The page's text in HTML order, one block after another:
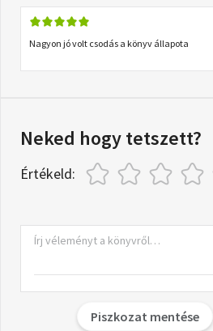
Nagyon jó volt csodás a könyv állapota
Neked hogy tetszett?
Értékeld:
Piszkozat mentése